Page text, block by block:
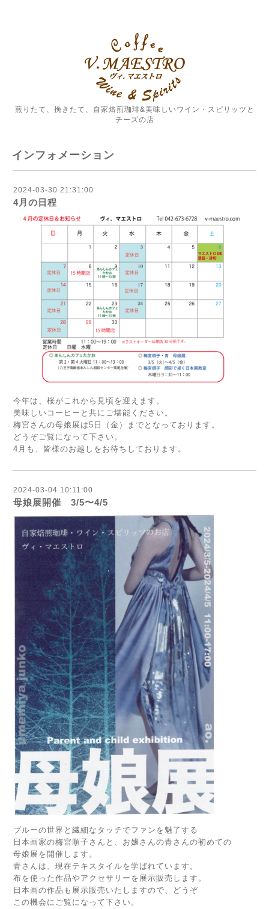
煎りたて、挽きたて、自家焙煎珈琲&美味しいワイン・スピリッツと
チーズの店
インフォメーション
2024-03-30 21:31:00
4月の日程
今年は、桜がこれから見頃を迎えます。
美味しいコーヒーと共にご堪能ください。
梅宮さんの母娘展は5日（金）までとなっております。
どうぞご覧になって下さい。
4月も、皆様のお越しをお待ちしております。
2024-03-04 10:11:00
母娘展開催 3/5〜4/5
ブルーの世界と繊細なタッチでファンを魅了する
日本画家の梅宮順子さんと、お嬢さんの青さんの初めての
母娘展を開催します。
青さんは、現在テキスタイルを学ばれています。
布を使った作品やアクセサリーを展示販売します。
日本画の作品も展示販売いたしますので、どうぞ
この機会にご覧になって下さい。